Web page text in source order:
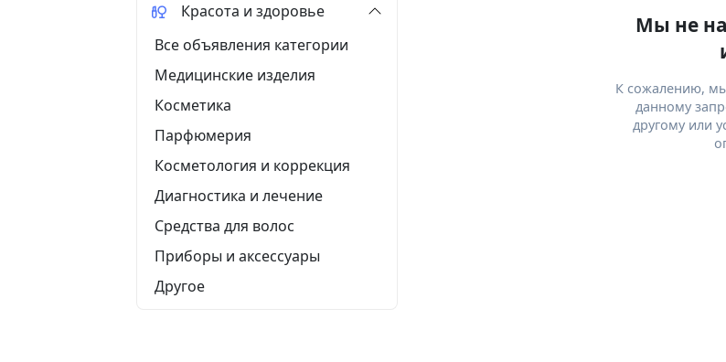
Мы не
К сожалению,
данному
другому или
Красота и здоровье
Все объявления категории
Медицинские изделия
Косметика
Парфюмерия
Косметология и коррекция
Диагностика и лечение
Средства для волос
Приборы и аксессуары
Другое